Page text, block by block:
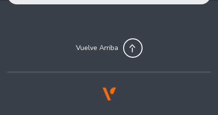
Vuelve Arriba